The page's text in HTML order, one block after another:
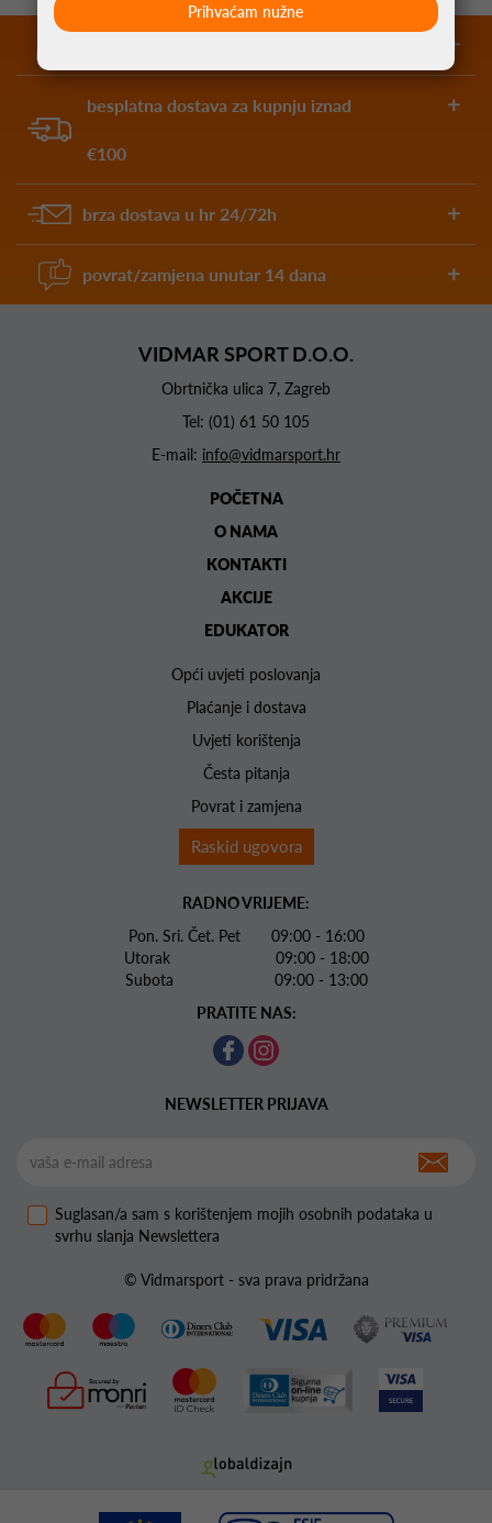
besplatna dostava za kupnju iznad
€100
brza dostava u hr 24/72h
povrat/zamjena unutar 14 dana
VIDMAR SPORT D.O.O.
Obrtnička ulica 7, Zagreb
Tel: (01) 61 50 105
E-mail: info@vidmarsport.hr
POČETNA
O NAMA
KONTAKTI
AKCIJE
EDUKATOR
Opći uvjeti poslovanja
Plaćanje i dostava
Uvjeti korištenja
Česta pitanja
Povrat i zamjena
Raskid ugovora
RADNO VRIJEME:
Pon. Sri. Čet. Pet 09:00 - 16:00
Utorak 09:00 - 18:00
Subota 09:00 - 13:00
PRATITE NAS:
NEWSLETTER PRIJAVA
Suglasan/a sam s korištenjem mojih osobnih podataka u
svrhu slanja Newslettera
© Vidmarsport - sva prava pridržana
Prihvaćam nužne